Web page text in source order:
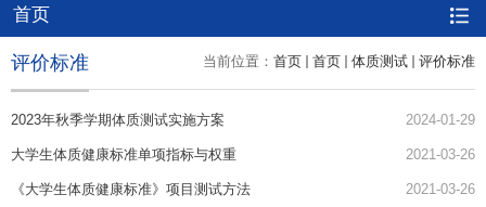
首页
当前位置： 首页 首页 体质测试 评价标准
评价标准
2023年秋季学期体质测试实施方案 2024-01-29
大学生体质健康标准单项指标与权重 2021-03-26
《大学生体质健康标准》项目测试方法 2021-03-26